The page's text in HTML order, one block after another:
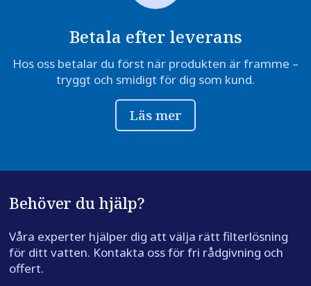
Betala efter leverans
Hos oss betalar du först när produkten är framme –
tryggt och smidigt för dig som kund.
Läs mer
Behöver du hjälp?
Våra experter hjälper dig att välja rätt filterlösning
för ditt vatten. Kontakta oss för fri rådgivning och
offert.